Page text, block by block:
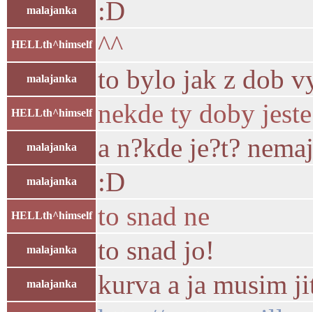
malajanka :D
HELLth^himself ^^
malajanka to bylo jak z dob
HELLth^himself nekde ty doby
malajanka a n?kde je?t?
malajanka :D
HELLth^himself to snad ne
malajanka to snad jo!
malajanka kurva a ja musim